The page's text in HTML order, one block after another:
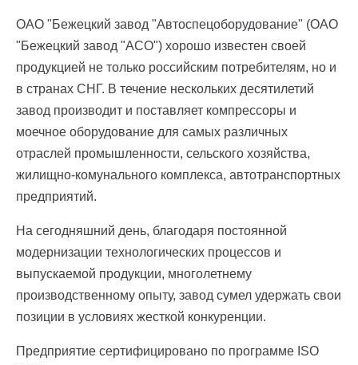
ОАО "Бежецкий завод "Автоспецоборудование" (ОАО
"Бежецкий завод "АСО") хорошо известен своей
продукцией не только российским потребителям, но и
в странах СНГ. В течение нескольких десятилетий
завод производит и поставляет компрессоры и
моечное оборудование для самых различных
отраслей промышленности, сельского хозяйства,
жилищно-комунального комплекса, автотранспортных
предприятий.
На сегодняшний день, благодаря постоянной
модернизации технологических процессов и
выпускаемой продукции, многолетнему
производственному опыту, завод сумел удержать свои
позиции в условиях жесткой конкуренции.
Предприятие сертифицировано по программе ISO